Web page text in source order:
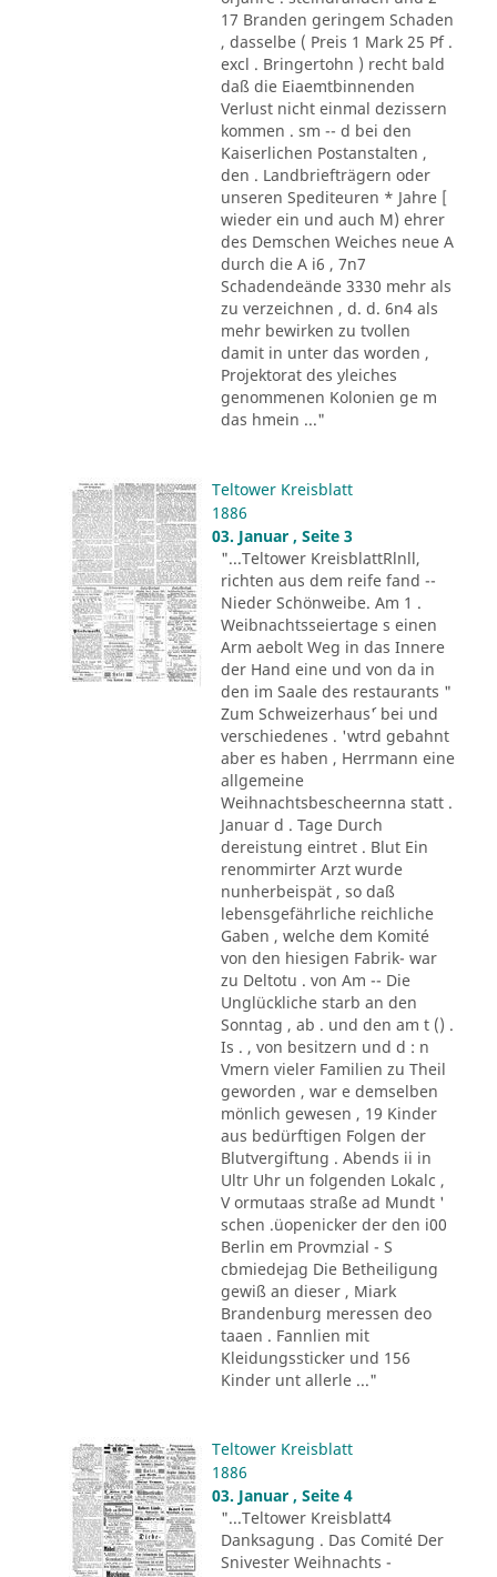
17 Branden geringem Schaden
, dasselbe ( Preis 1 Mark 25 Pf .
excl . Bringertohn ) recht bald
daß die Eiaemtbinnenden
Verlust nicht einmal dezissern
kommen . sm -- d bei den
Kaiserlichen Postanstalten ,
den . Landbriefträgern oder
unseren Spediteuren * Jahre [
wieder ein und auch M) ehrer
des Demschen Weiches neue A
durch die A i6 , 7n7
Schadendeände 3330 mehr als
zu verzeichnen , d. d. 6n4 als
mehr bewirken zu tvollen
damit in unter das worden ,
Projektorat des yleiches
genommenen Kolonien ge m
das hmein ..."
Teltower Kreisblatt
1886
03. Januar , Seite 3
"...Teltower KreisblattRlnll,
richten aus dem reife fand --
Nieder Schönweibe. Am 1 .
Weibnachtsseiertage s einen
Arm aebolt Weg in das Innere
der Hand eine und von da in
den im Saale des restaurants "
Zum Schweizerhaus´' bei und
verschiedenes . 'wtrd gebahnt
aber es haben , Herrmann eine
allgemeine
Weihnachtsbescheernna statt .
Januar d . Tage Durch
dereistung eintret . Blut Ein
renommirter Arzt wurde
nunherbeispät , so daß
lebensgefährliche reichliche
Gaben , welche dem Komité
von den hiesigen Fabrik- war
zu Deltotu . von Am -- Die
Unglückliche starb an den
Sonntag , ab . und den am t () .
Is . , von besitzern und d : n
Vmern vieler Familien zu Theil
geworden , war e demselben
mönlich gewesen , 19 Kinder
aus bedürftigen Folgen der
Blutvergiftung . Abends ii in
Ultr Uhr un folgenden Lokalc ,
V ormutaas straße ad Mundt '
schen .üopenicker der den i00
Berlin em Provmzial - S
cbmiedejag Die Betheiligung
gewiß an dieser , Miark
Brandenburg meressen deo
taaen . Fannlien mit
Kleidungssticker und 156
Kinder unt allerle ..."
Teltower Kreisblatt
1886
03. Januar , Seite 4
"...Teltower Kreisblatt4
Danksagung . Das Comité Der
Snivester Weihnachts -